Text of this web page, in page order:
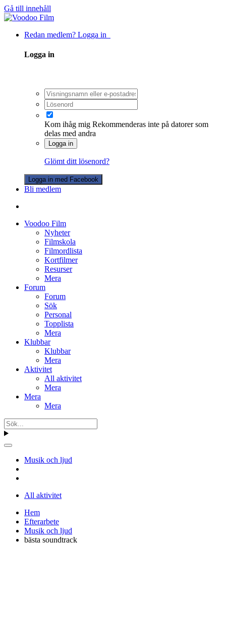
Gå till innehåll
Redan medlem? Logga in
Logga in
Kom ihåg mig Rekommenderas inte på datorer som
delas med andra
Logga in
Glömt ditt lösenord?
Logga in med Facebook
Bli medlem
Voodoo Film
Nyheter
Filmskola
Filmordlista
Kortfilmer
Resurser
Mera
Forum
Forum
Sök
Personal
Topplista
Mera
Klubbar
Klubbar
Mera
Aktivitet
All aktivitet
Mera
Mera
Mera
Musik och ljud
All aktivitet
Hem
Efterarbete
Musik och ljud
bästa soundtrack